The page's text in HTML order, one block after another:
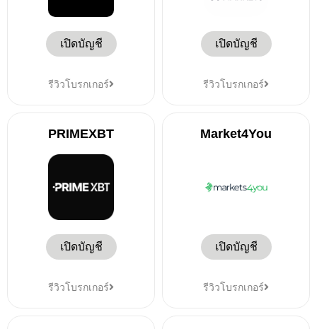
เปิดบัญชี
รีวิวโบรกเกอร์
เปิดบัญชี
รีวิวโบรกเกอร์
PRIMEXBT
เปิดบัญชี
รีวิวโบรกเกอร์
Market4You
เปิดบัญชี
รีวิวโบรกเกอร์